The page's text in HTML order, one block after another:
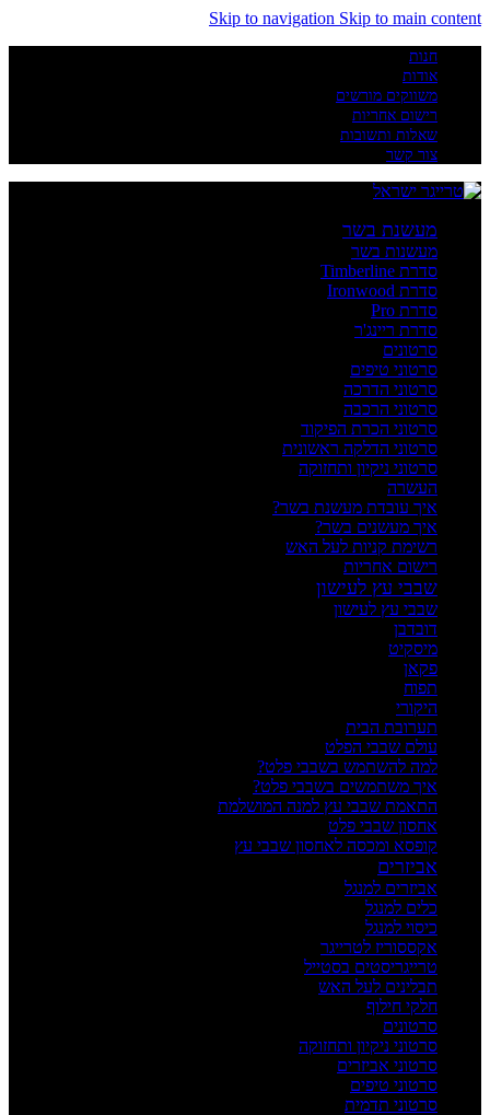
Skip to navigation Skip to main content
חנות
אודות
משווקים מורשים
רישום אחריות
שאלות ותשובות
צור קשר
מעשנת בשר
מעשנות בשר
סדרת Timberline
סדרת Ironwood
סדרת Pro
סדרת ריינג'ר
סרטונים
סרטוני טיפים
סרטוני הדרכה
סרטוני הרכבה
סרטוני הכרת הפיקוד
סרטוני הדלקה ראשונית
סרטוני ניקיון ותחזוקה
העשרה
איך עובדת מעשנת בשר?
איך מעשנים בשר?
רשימת קניות לעל האש
רישום אחריות
שבבי עץ לעישון
שבבי עץ לעישון
דובדבן
מיסקיט
פקאן
תפוח
היקורי
תערובת הבית
עולם שבבי הפלט
למה להשתמש בשבבי פלט?
איך משתמשים בשבבי פלט?
התאמת שבבי עץ למנה המושלמת
אחסון שבבי פלט
קופסא ומכסה לאחסון שבבי עץ
אביזרים
אביזרים למנגל
כלים למנגל
כיסוי למנגל
אקססוריז לטרייגר
טרייגריסטים בסטייל
תבלינים לעל האש
חלקי חילוף
סרטונים
סרטוני ניקיון ותחזוקה
סרטוני אביזרים
סרטוני טיפים
סרטוני תדמית